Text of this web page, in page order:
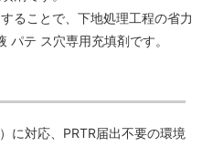
ることで、下地処理工程の省力
パテ ス穴専用充填剤です。
に対応、PRTR届出不要の環境